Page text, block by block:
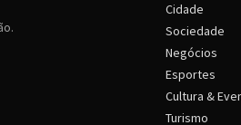
Cidade
Sociedade
Negócios
Esportes
Cultura &
Turismo